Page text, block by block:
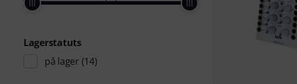
Lagerstatuts
på lager (14)